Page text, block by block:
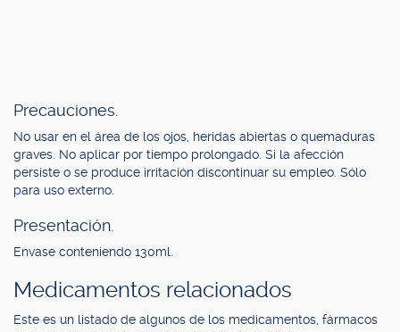
Precauciones.
No usar en el área de los ojos, heridas abiertas o quemaduras
graves. No aplicar por tiempo prolongado. Si la afección
persiste o se produce irritación discontinuar su empleo. Sólo
para uso externo.
Presentación.
Envase conteniendo 130ml.
Medicamentos relacionados
Este es un listado de algunos de los medicamentos, fármacos